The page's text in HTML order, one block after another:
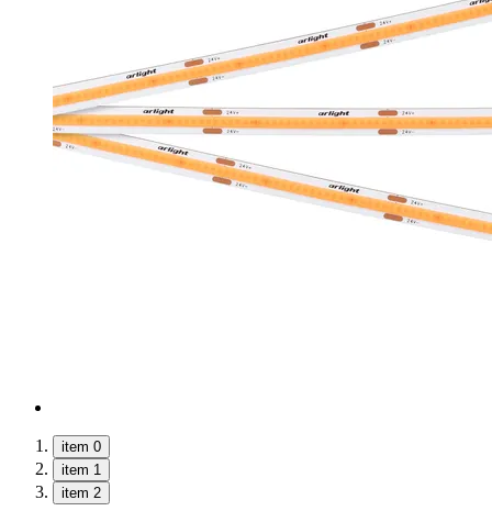
item 0
item 1
item 2